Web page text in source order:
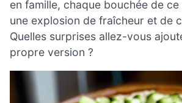
en famille, chaque bouchée de
une explosion de fraîcheur et de
Quelles surprises allez-vous
propre version ?